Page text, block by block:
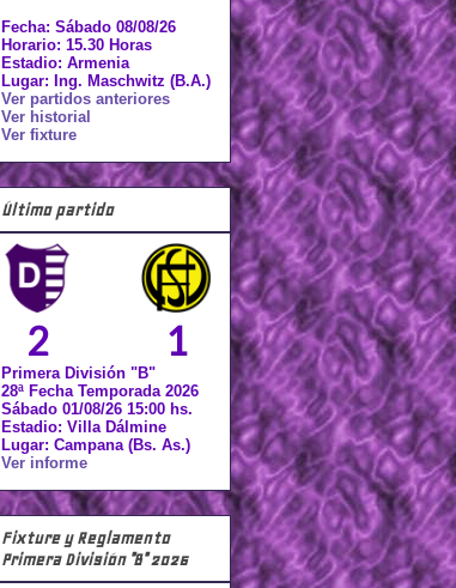
Fecha: Sábado 08/08/26
Horario: 15.30 Horas
Estadio: Armenia
Lugar: Ing. Maschwitz (B.A.)
Ver partidos anteriores
Ver historial
Ver fixture
Último partido
2 1
Primera División "B"
28ª Fecha Temporada 2026
Sábado 01/08/26 15:00 hs.
Estadio: Villa Dálmine
Lugar: Campana (Bs. As.)
Ver informe
Fixture y Reglamento
Primera División "B" 2026